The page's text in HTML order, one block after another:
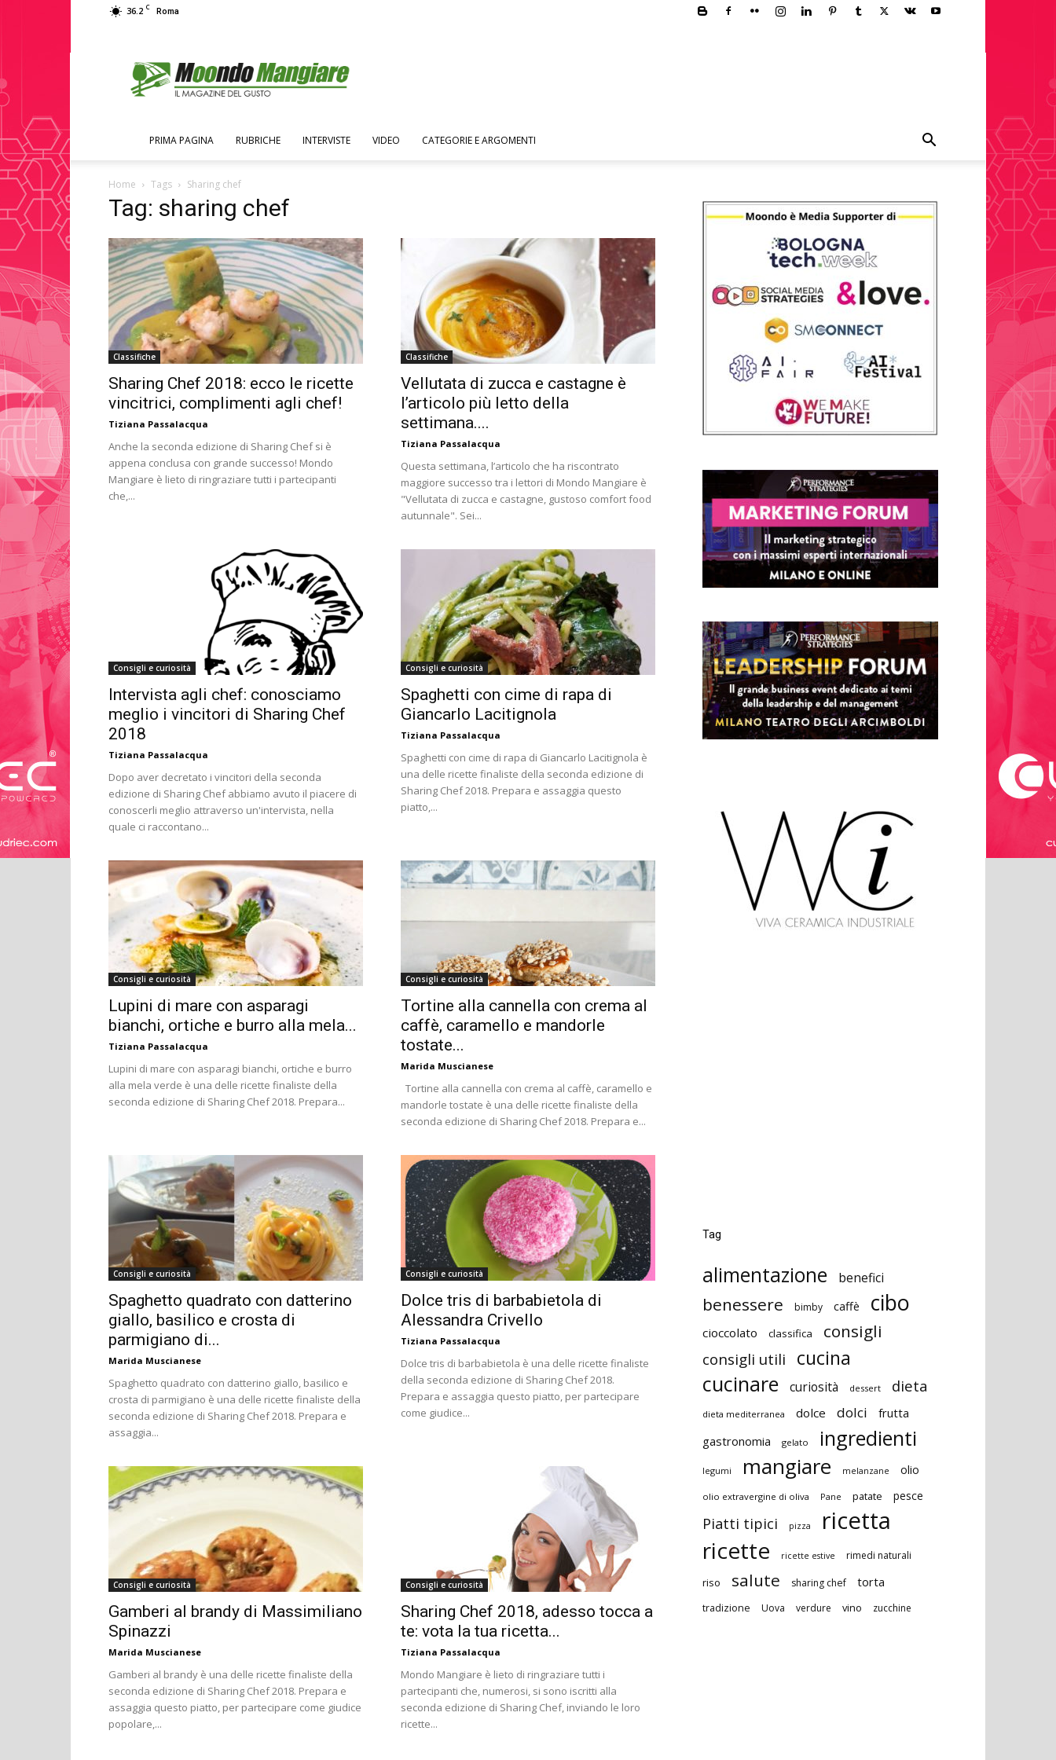
36.2 C Roma
Mangiare
PRIMA PAGINA RUBRICHE INTERVISTE VIDEO CATEGORIE E ARGOMENTI
Home Tags Sharing chef
Tag: sharing chef
Classifiche
Sharing Chef 2018: ecco le ricette
vincitrici, complimenti agli chef!
Tiziana Passalacqua
Anche la seconda edizione di Sharing Chef si è
appena conclusa con grande successo! Mondo
Mangiare è lieto di ringraziare tutti i partecipanti
che,...
Classifiche
Vellutata di zucca e castagne è
l’articolo più letto della
settimana....
Tiziana Passalacqua
Questa settimana, l’articolo che ha riscontrato
maggiore successo tra i lettori di Mondo Mangiare è
"Vellutata di zucca e castagne, gustoso comfort food
autunnale". Sei...
Consigli e curiosità
Intervista agli chef: conosciamo
meglio i vincitori di Sharing Chef
2018
Tiziana Passalacqua
Dopo aver decretato i vincitori della seconda
edizione di Sharing Chef abbiamo avuto il piacere di
conoscerli meglio attraverso un'intervista, nella
quale ci raccontano...
Consigli e curiosità
Spaghetti con cime di rapa di
Giancarlo Lacitignola
Tiziana Passalacqua
Spaghetti con cime di rapa di Giancarlo Lacitignola è
una delle ricette finaliste della seconda edizione di
Sharing Chef 2018. Prepara e assaggia questo
piatto,...
Consigli e curiosità
Lupini di mare con asparagi
bianchi, ortiche e burro alla mela...
Tiziana Passalacqua
Lupini di mare con asparagi bianchi, ortiche e burro
alla mela verde è una delle ricette finaliste della
seconda edizione di Sharing Chef 2018. Prepara...
Consigli e curiosità
Tortine alla cannella con crema al
caffè, caramello e mandorle
tostate...
Marida Muscianese
Tortine alla cannella con crema al caffè, caramello e
mandorle tostate è una delle ricette finaliste della
seconda edizione di Sharing Chef 2018. Prepara e...
Consigli e curiosità
Spaghetto quadrato con datterino
giallo, basilico e crosta di
parmigiano di...
Marida Muscianese
Spaghetto quadrato con datterino giallo, basilico e
crosta di parmigiano è una delle ricette finaliste della
seconda edizione di Sharing Chef 2018. Prepara e
assaggia...
Consigli e curiosità
Dolce tris di barbabietola di
Alessandra Crivello
Tiziana Passalacqua
Dolce tris di barbabietola è una delle ricette finaliste
della seconda edizione di Sharing Chef 2018.
Prepara e assaggia questo piatto, per partecipare
come giudice...
Consigli e curiosità
Gamberi al brandy di Massimiliano
Spinazzi
Marida Muscianese
Gamberi al brandy è una delle ricette finaliste della
seconda edizione di Sharing Chef 2018. Prepara e
assaggia questo piatto, per partecipare come giudice
popolare,...
Consigli e curiosità
Sharing Chef 2018, adesso tocca a
te: vota la tua ricetta...
Tiziana Passalacqua
Mondo Mangiare è lieto di ringraziare tutti i
partecipanti che, numerosi, si sono iscritti alla
seconda edizione di Sharing Chef, inviando le loro
ricette...
Tag
alimentazione benefici
benessere bimby caffè cibo
cioccolato classifica consigli
consigli utili cucina
cucinare curiosità dessert dieta
dieta mediterranea dolce dolci
frutta
gastronomia
gelato ingredienti
legumi mangiare melanzane olio
olio extravergine di oliva Pane patate pesce
Piatti tipici pizza ricetta
ricette ricette estive rimedi naturali
riso salute sharing chef torta
tradizione Uova verdure vino zucchine